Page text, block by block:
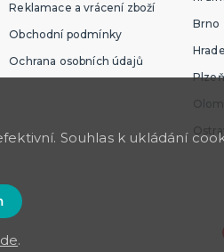
Reklamace a vrácení zboží
Obchodní podmínky
Ochrana osobních údajů
Brno
Souhlas k ukládání
.